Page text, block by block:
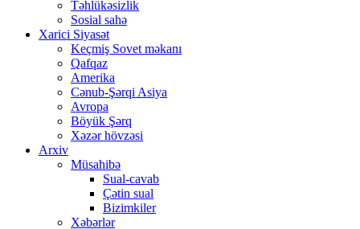
Təhlükəsizlik
Sosial sahə
Xarici Siyasət
Keçmiş Sovet məkanı
Qafqaz
Amerika
Cənub-Şərqi Asiya
Avropa
Böyük Şərq
Xəzər hövzəsi
Arxiv
Müsahibə
Sual-cavab
Çətin sual
Bizimkiler
Xəbərlər